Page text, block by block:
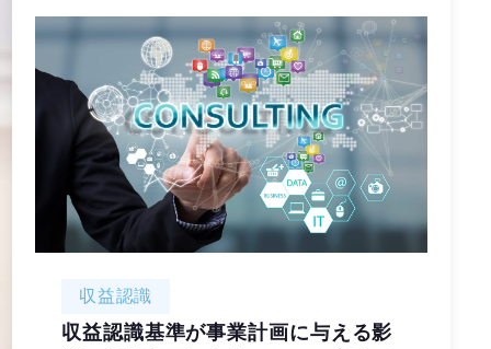
収益認識
収益認識基準が事業計画に与える影